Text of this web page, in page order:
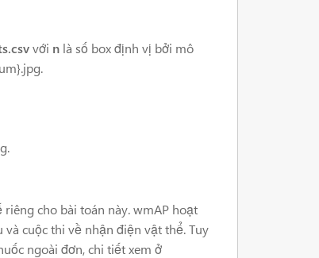
với n là số box định vị bởi mô
cho bài toán này. wmAP hoạt
cuộc thi về nhận điện vật thể. Tuy
ngoài đơn, chi tiết xem ở